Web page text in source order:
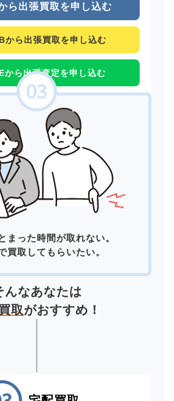
ら出張買取を申し込む
から出張買取を申し込む
から出張査定を申し込む
まった時間が取れない。
買取してもらいたい。
んなあなたは
取がおすすめ！